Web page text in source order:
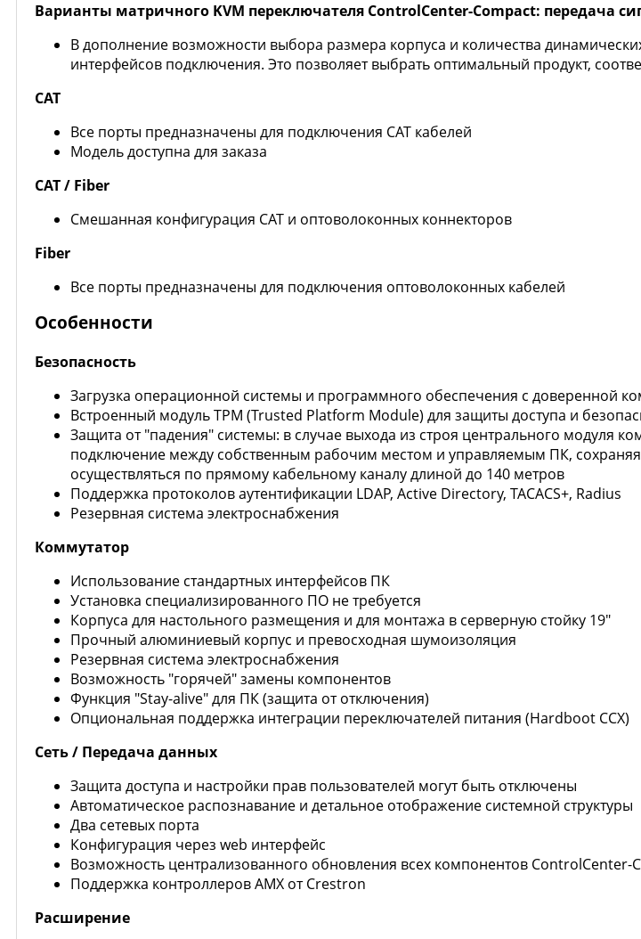
Варианты матричного KVM переключателя ControlCenter-Compact: передача
В дополнение возможности выбора размера корпуса и количества
интерфейсов подключения. Это позволяет выбрать оптимальный продукт,
CAT
Все порты предназначены для подключения CAT кабелей
Модель доступна для заказа
CAT / Fiber
Смешанная конфигурация CAT и оптоволоконных коннекторов
Fiber
Все порты предназначены для подключения оптоволоконных кабелей
Особенности
Безопасность
Загрузка операционной системы и программного обеспечения с доверенной
Встроенный модуль TPM (Trusted Platform Module) для защиты доступа и
Защита от "падения" системы: в случае выхода из строя центрального модуля
подключение между собственным рабочим местом и управляемым ПК,
осуществляться по прямому кабельному каналу длиной до 140 метров
Поддержка протоколов аутентификации LDAP, Active Directory, TACACS+, Radius
Резервная система электроснабжения
Коммутатор
Использование стандартных интерфейсов ПК
Установка специализированного ПО не требуется
Корпуса для настольного размещения и для монтажа в серверную стойку 19"
Прочный алюминиевый корпус и превосходная шумоизоляция
Резервная система электроснабжения
Возможность "горячей" замены компонентов
Функция "Stay-alive" для ПК (защита от отключения)
Опциональная поддержка интеграции переключателей питания (Hardboot CCX)
Сеть / Передача данных
Защита доступа и настройки прав пользователей могут быть отключены
Автоматическое распознавание и детальное отображение системной структуры
Два сетевых порта
Конфигурация через web интерфейс
Возможность централизованного обновления всех компонентов ControlCenter-
Поддержка контроллеров AMX от Crestron
Расширение